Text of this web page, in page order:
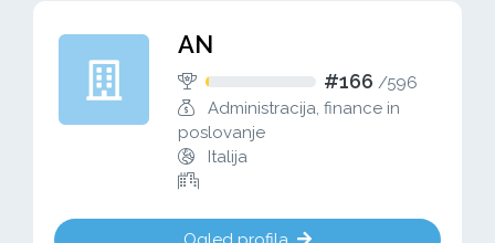
AN
#166 /596
Administracija, finance in
poslovanje
Italija